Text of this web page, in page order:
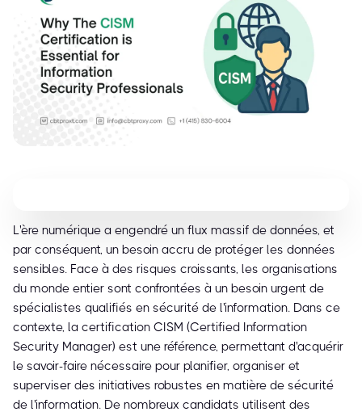
L'ère numérique a engendré un flux massif de données, et
par conséquent, un besoin accru de protéger les données
sensibles. Face à des risques croissants, les organisations
du monde entier sont confrontées à un besoin urgent de
spécialistes qualifiés en sécurité de l'information. Dans ce
contexte, la certification CISM (Certified Information
Security Manager) est une référence, permettant d'acquérir
le savoir-faire nécessaire pour planifier, organiser et
superviser des initiatives robustes en matière de sécurité
de l'information. De nombreux candidats utilisent des